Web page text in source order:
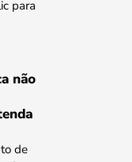
para
não
de